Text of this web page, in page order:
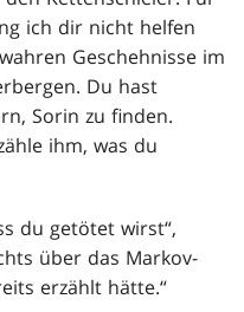
ich dir nicht helfen
Geschehnisse im
Du hast
Sorin zu finden.
ihm, was du
du getötet wirst“,
über das Markov-
erzählt hätte.“